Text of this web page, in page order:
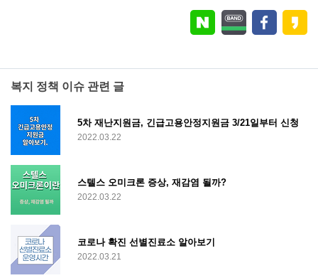
복지 정책 이슈 관련 글
5차 재난지원금, 긴급고용안정지원금 3/21일부터 신청
2022.03.22
스텔스 오미크론 증상, 재감염 될까?
2022.03.22
코로나 확진 선별진료소 알아보기
2022.03.21